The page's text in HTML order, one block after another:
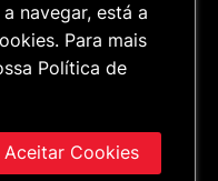
navegar, está a
Para mais
Política de
Aceitar Cookies